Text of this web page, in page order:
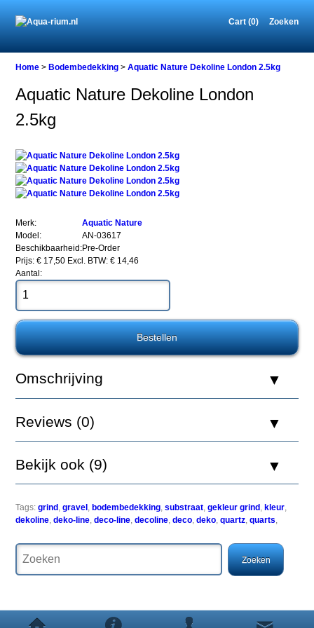
Cart (0) Zoeken
Home
Bodembedekking
Aquatic
Dekoline
London
2.5kg
Aquatic
Nature
Dekoline
bovenste
laag
van
aquariumbodem
zeer
interessante
van
functionele
Home >Bodembedekking >Aquatic Nature Dekoline London 2.5kg
Aquatic Nature Dekoline London
2.5kg
Merk:
Aquatic Nature
Model:
AN-03617
Beschikbaarheid:Pre-Order
Prijs: € 17,50 Excl. BTW: € 14,46
Aantal:
Omschrijving
Reviews (0)
Bekijk ook (9)
Tags: grind ,gravel , bodembedekking,substraat,gekleur grind , kleur,
dekoline,deko-line,deco-line,decoline,deco,deko,quartz,quarts,